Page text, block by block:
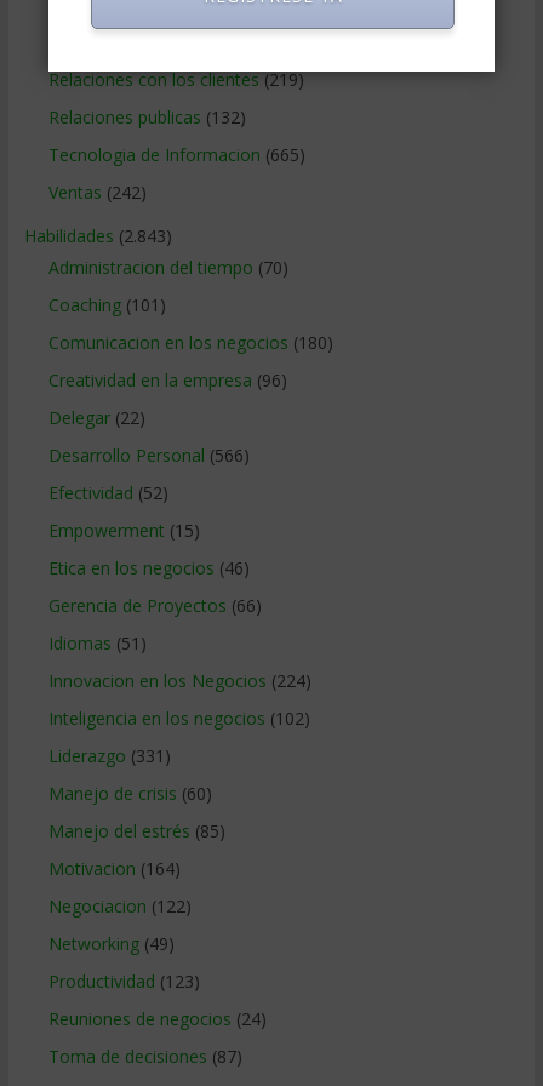
Relaciones con los clientes (219)
Relaciones publicas (132)
Tecnologia de Informacion (665)
Ventas (242)
Habilidades (2.843)
Administracion del tiempo (70)
Coaching(101)
Comunicacion en los negocios (180)
Creatividad en la empresa (96)
Delegar(22)
Desarrollo Personal (566)
Efectividad (52)
Empowerment (15)
Etica en los negocios (46)
Gerencia de Proyectos (66)
Idiomas (51)
Innovacion en los Negocios (224)
Inteligencia en los negocios (102)
Liderazgo (331)
Manejo de crisis (60)
Manejo del estrés (85)
Motivacion (164)
Negociacion (122)
Networking(49)
Productividad (123)
Reuniones de negocios (24)
Toma de decisiones (87)